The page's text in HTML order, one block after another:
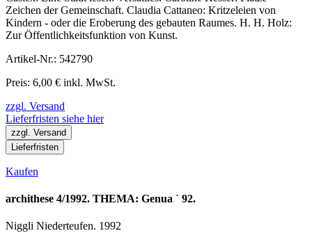
Zeichen der Gemeinschaft. Claudia Cattaneo: Kritzeleien von
Kindern - oder die Eroberung des gebauten Raumes. H. H. Holz:
Zur Öffentlichkeitsfunktion von Kunst.
Artikel-Nr.: 542790
Preis: 6,00 € inkl. MwSt.
zzgl. Versand
Lieferfristen siehe hier
zzgl. Versand
Lieferfristen
Kaufen
archithese 4/1992. THEMA: Genua ` 92.
Niggli Niederteufen. 1992